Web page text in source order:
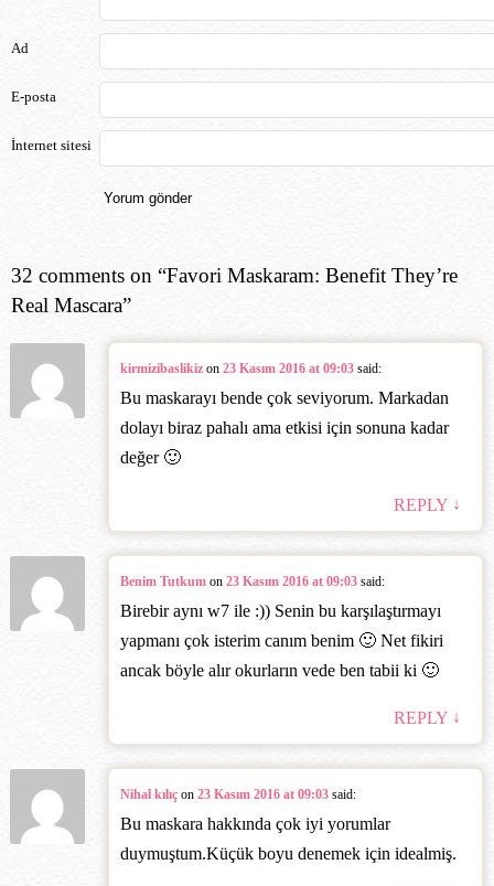
Ad
E-posta
İnternet sitesi
32 comments on “Favori Maskaram: Benefit They’re
Real Mascara”
kirmizibaslikiz on 23 Kasım 2016 at 09:03 said:
Bu maskarayı bende çok seviyorum. Markadan
dolayı biraz pahalı ama etkisi için sonuna kadar
değer 🙂
REPLY ↓
Benim Tutkum on 23 Kasım 2016 at 09:03 said:
Birebir aynı w7 ile :)) Senin bu karşılaştırmayı
yapmanı çok isterim canım benim 🙂 Net fikiri
ancak böyle alır okurların vede ben tabii ki 🙂
REPLY ↓
Nihal kılıç on 23 Kasım 2016 at 09:03 said:
Bu maskara hakkında çok iyi yorumlar
duymuştum.Küçük boyu denemek için idealmiş.